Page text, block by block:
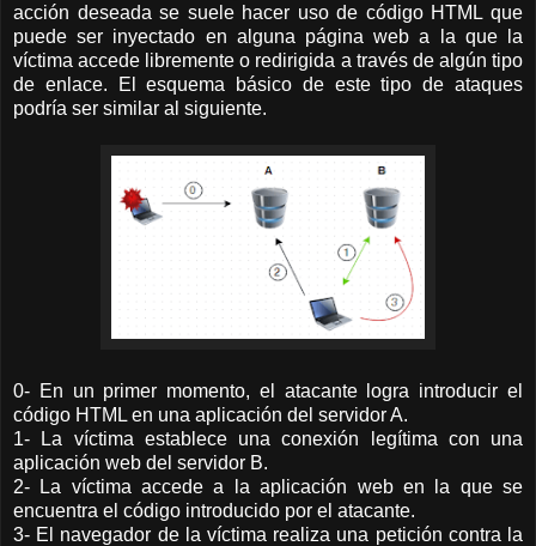
acción deseada se suele hacer uso de código HTML que
puede ser inyectado en alguna página web a la que la
víctima accede libremente o redirigida a través de algún tipo
de enlace. El esquema básico de este tipo de ataques
podría ser similar al siguiente.
0- En un primer momento, el atacante logra introducir el
código HTML en una aplicación del servidor A.
1- La víctima establece una conexión legítima con una
aplicación web del servidor B.
2- La víctima accede a la aplicación web en la que se
encuentra el código introducido por el atacante.
3- El navegador de la víctima realiza una petición contra la